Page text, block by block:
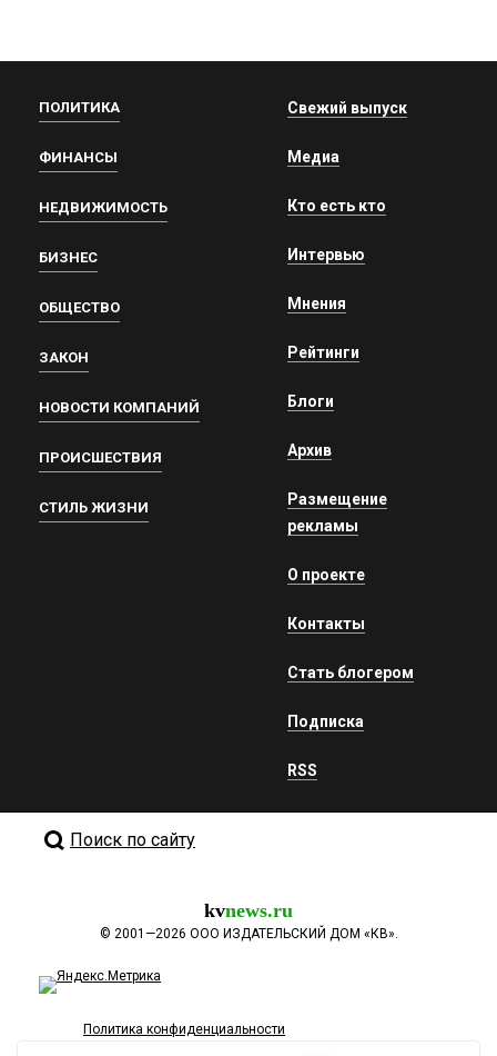
ПОЛИТИКА
ФИНАНСЫ
НЕДВИЖИМОСТЬ
БИЗНЕС
ОБЩЕСТВО
ЗАКОН
НОВОСТИ КОМПАНИЙ
ПРОИСШЕСТВИЯ
СТИЛЬ ЖИЗНИ
Свежий выпуск
Медиа
Кто есть кто
Интервью
Мнения
Рейтинги
Блоги
Архив
Размещение
рекламы
О проекте
Контакты
Стать блогером
Подписка
RSS
Поиск по сайту
kvnews.ru
© 2001—2026 ООО ИЗДАТЕЛЬСКИЙ ДОМ «КВ».
Политика конфиденциальности